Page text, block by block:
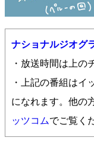
ナショナルジオグ
・放送時間は上の
・上記の番組はイ
になれます。他の
ッツコムでご覧く